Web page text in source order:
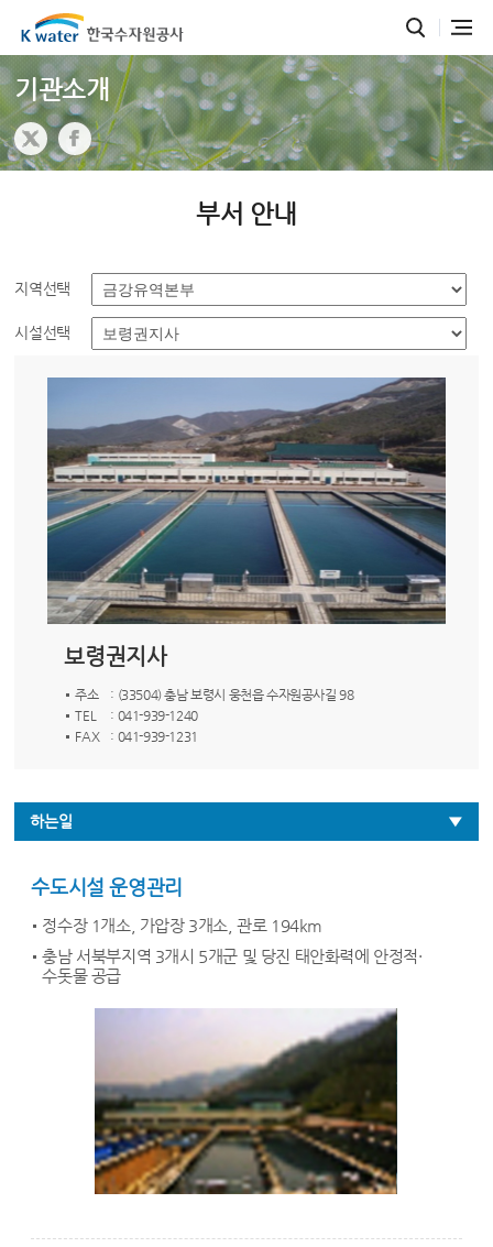
기관소개
부서 안내
지역선택
시설선택
보령권지사
주소
: (33504) 충남 보령시 웅천읍 수자원공사길 98
TEL
: 041-939-1240
FAX
: 041-939-1231
하는일
수도시설 운영관리
정수장 1개소, 가압장 3개소, 관로 194km
충남 서북부지역 3개시 5개군 및 당진 태안화력에 안정적·
수돗물 공급